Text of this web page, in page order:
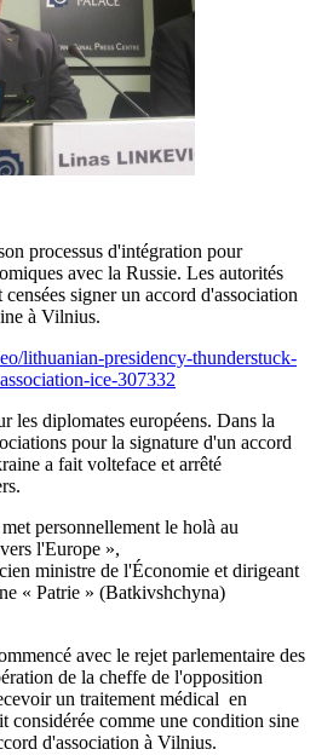
processus d'intégration pour
avec la Russie. Les autorités
signer un accord d'association
à Vilnius.
lithuanian-presidency-thunderstuck-
ice-307332
les diplomates européens. Dans la
pour la signature d'un accord
a fait volteface et arrêté
personnellement le holà au
l'Europe »,
ministre de l'Économie et dirigeant
« Patrie » (Batkivshchyna)
avec le rejet parlementaire des
de la cheffe de l'opposition
un traitement médical en
considérée comme une condition sine
d'association à Vilnius.